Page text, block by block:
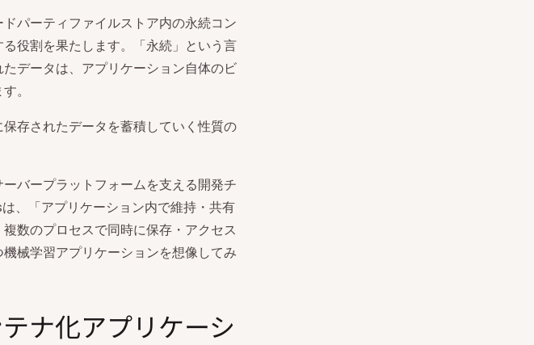
パーティファイルストア内の永続コン
役割を果たします。「永続」という言
データは、アプリケーション自体のビ
。
存されたデータを蓄積していく性質の
バープラットフォームを支える開発チ
、「アプリケーション内で維持・共有
数のプロセスで同時に保存・アクセス
械学習アプリケーションを想像してみ
ナ化アプリケーシ